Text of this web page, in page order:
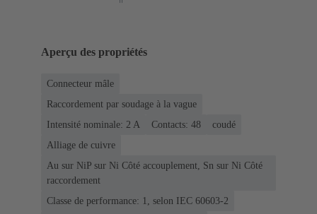
Aperçu des propriétés
Connecteur mâle
Raccordement par soudage à la vague
Intensité nominale: ‌2 A
Contacts: 48
coudé
Alliage de cuivre
Au sur NiP sur Ni Côté accouplement, Sn sur Ni Côté
raccordement
Classe de performance: 1, selon IEC 60603-2